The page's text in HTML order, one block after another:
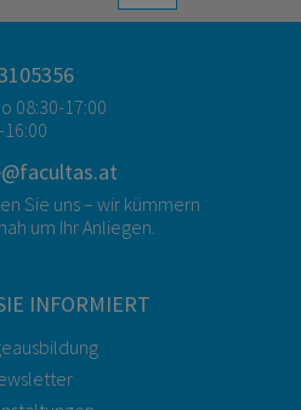
08:30-17:00
16:00
Sie uns – wir kümmern
um Ihr Anliegen.
INFORMIERT